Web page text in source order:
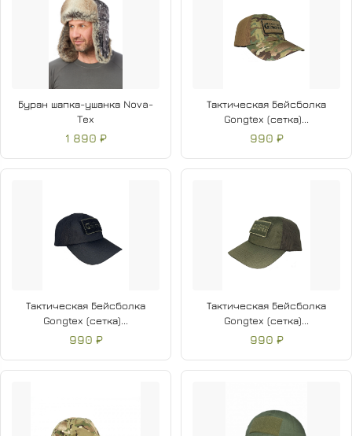
Буран шапка-ушанка Nova-
Tex
1 890 ₽
Тактическая Бейсболка
Gongtex (сетка)...
990 ₽
Тактическая Бейсболка
Gongtex (сетка)...
990 ₽
Тактическая Бейсболка
Gongtex (сетка)...
990 ₽